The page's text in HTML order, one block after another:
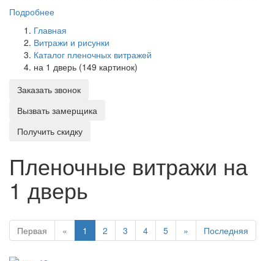
Подробнее
Главная
Витражи и рисунки
Каталог пленочных витражей
на 1 дверь (149 картинок)
Заказать звонок
Вызвать замерщика
Получить скидку
Пленочные витражи на
1 дверь
Первая « 1 2 3 4 5 » Последняя